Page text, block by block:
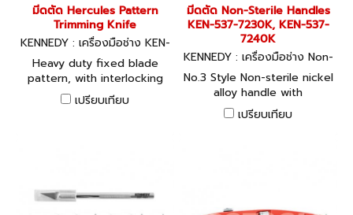
provides a greater degree
of control and comfort.
High carbon steel blades.
Up to five spare blades can
be stored in the handle
มีดตัด Hercules Pattern
Trimming Knife
KENNEDY : เครื่องมือช่าง KEN-
537-0480K
Heavy duty fixed blade
pattern, with interlocking
body to prevent blade pop
up during arduous cutting
lades are stored in body.
เปรียบเทียบ
มีดตัด Non-Sterile Handles
KEN-537-7230K, KEN-537-
7240K
KENNEDY : เครื่องมือช่าง Non-
Sterile Handles
No.3 Style Non-sterile nickel
alloy handle with
graduations and textured
body. For precision use in
เปรียบเทียบ